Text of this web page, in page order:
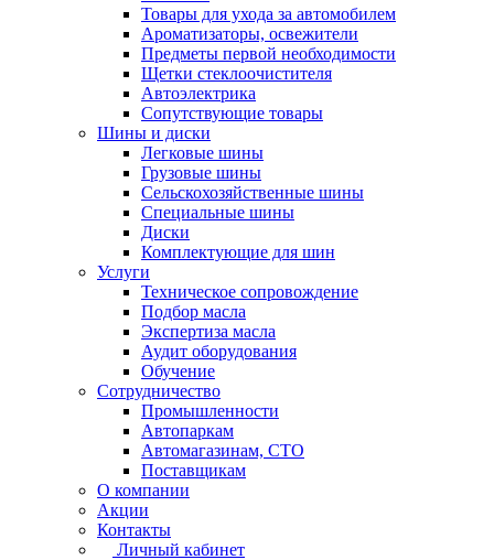
Товары для ухода за автомобилем
Ароматизаторы, освежители
Предметы первой необходимости
Щетки стеклоочистителя
Автоэлектрика
Сопутствующие товары
Шины и диски
Легковые шины
Грузовые шины
Сельскохозяйственные шины
Специальные шины
Диски
Комплектующие для шин
Услуги
Техническое сопровождение
Подбор масла
Экспертиза масла
Аудит оборудования
Обучение
Сотрудничество
Промышленности
Автопаркам
Автомагазинам, СТО
Поставщикам
О компании
Акции
Контакты
Личный кабинет